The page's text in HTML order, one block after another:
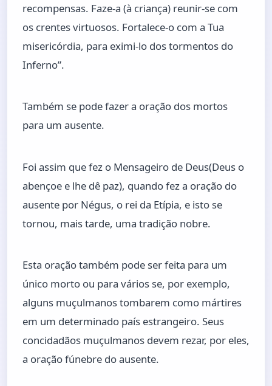
recompensas. Faze-a (à criança) reunir-se com
os crentes virtuosos. Fortalece-o com a Tua
misericórdia, para eximi-lo dos tormentos do
Inferno”.
Também se pode fazer a oração dos mortos
para um ausente.
Foi assim que fez o Mensageiro de Deus(Deus o
abençoe e lhe dê paz), quando fez a oração do
ausente por Négus, o rei da Etípia, e isto se
tornou, mais tarde, uma tradição nobre.
Esta oração também pode ser feita para um
único morto ou para vários se, por exemplo,
alguns muçulmanos tombarem como mártires
em um determinado país estrangeiro. Seus
concidadãos muçulmanos devem rezar, por eles,
a oração fúnebre do ausente.